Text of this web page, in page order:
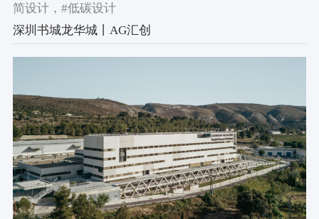
简设计，#低碳设计
深圳书城龙华城丨AG汇创